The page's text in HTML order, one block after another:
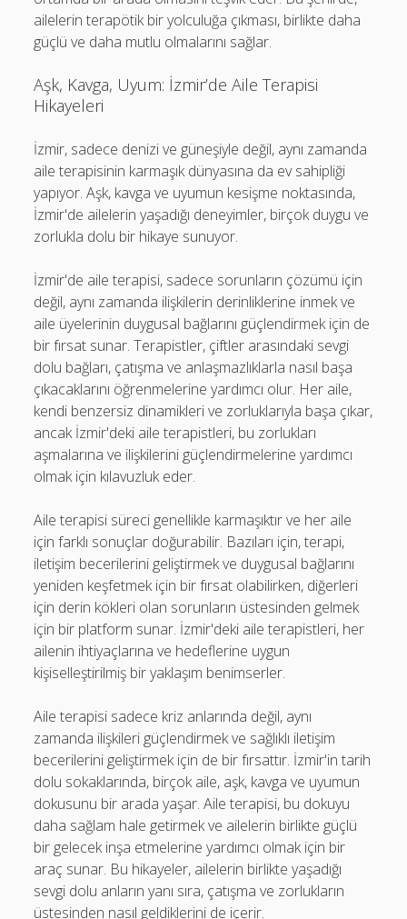
ailelerin terapötik bir yolculuğa çıkması, birlikte daha
güçlü ve daha mutlu olmalarını sağlar.
Aşk, Kavga, Uyum: İzmir’de Aile Terapisi
Hikayeleri
İzmir, sadece denizi ve güneşiyle değil, aynı zamanda
aile terapisinin karmaşık dünyasına da ev sahipliği
yapıyor. Aşk, kavga ve uyumun kesişme noktasında,
İzmir'de ailelerin yaşadığı deneyimler, birçok duygu ve
zorlukla dolu bir hikaye sunuyor.
İzmir'de aile terapisi, sadece sorunların çözümü için
değil, aynı zamanda ilişkilerin derinliklerine inmek ve
aile üyelerinin duygusal bağlarını güçlendirmek için de
bir fırsat sunar. Terapistler, çiftler arasındaki sevgi
dolu bağları, çatışma ve anlaşmazlıklarla nasıl başa
çıkacaklarını öğrenmelerine yardımcı olur. Her aile,
kendi benzersiz dinamikleri ve zorluklarıyla başa çıkar,
ancak İzmir'deki aile terapistleri, bu zorlukları
aşmalarına ve ilişkilerini güçlendirmelerine yardımcı
olmak için kılavuzluk eder.
Aile terapisi süreci genellikle karmaşıktır ve her aile
için farklı sonuçlar doğurabilir. Bazıları için, terapi,
iletişim becerilerini geliştirmek ve duygusal bağlarını
yeniden keşfetmek için bir fırsat olabilirken, diğerleri
için derin kökleri olan sorunların üstesinden gelmek
için bir platform sunar. İzmir'deki aile terapistleri, her
ailenin ihtiyaçlarına ve hedeflerine uygun
kişiselleştirilmiş bir yaklaşım benimserler.
Aile terapisi sadece kriz anlarında değil, aynı
zamanda ilişkileri güçlendirmek ve sağlıklı iletişim
becerilerini geliştirmek için de bir fırsattır. İzmir'in tarih
dolu sokaklarında, birçok aile, aşk, kavga ve uyumun
dokusunu bir arada yaşar. Aile terapisi, bu dokuyu
daha sağlam hale getirmek ve ailelerin birlikte güçlü
bir gelecek inşa etmelerine yardımcı olmak için bir
araç sunar. Bu hikayeler, ailelerin birlikte yaşadığı
sevgi dolu anların yanı sıra, çatışma ve zorlukların
üstesinden nasıl geldiklerini de içerir.